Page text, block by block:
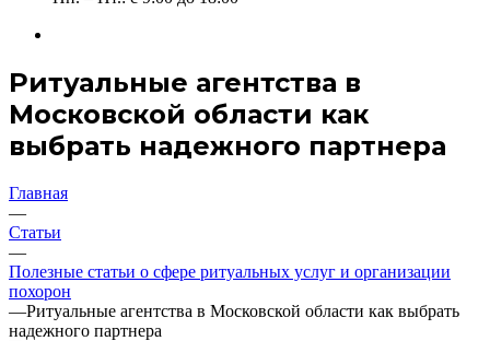
Ритуальные агентства в
Московской области как
выбрать надежного партнера
Главная
—
Статьи
—
Полезные статьи о сфере ритуальных услуг и организации
похорон
—Ритуальные агентства в Московской области как выбрать
надежного партнера